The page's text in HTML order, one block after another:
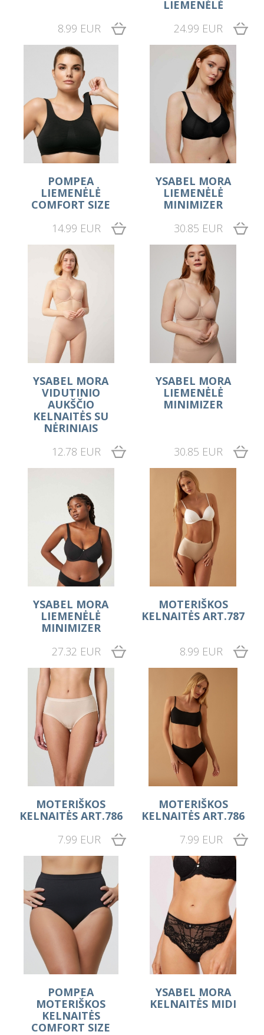
8.99 EUR
LIEMENĖLĖ
24.99 EUR
POMPEA
LIEMENĖLĖ
COMFORT SIZE
14.99 EUR
YSABEL MORA
LIEMENĖLĖ
MINIMIZER
30.85 EUR
YSABEL MORA
VIDUTINIO
AUKŠČIO
KELNAITĖS SU
NĖRINIAIS
12.78 EUR
YSABEL MORA
LIEMENĖLĖ
MINIMIZER
30.85 EUR
YSABEL MORA
LIEMENĖLĖ
MINIMIZER
27.32 EUR
MOTERIŠKOS
KELNAITĖS ART.787
8.99 EUR
MOTERIŠKOS
KELNAITĖS ART.786
7.99 EUR
MOTERIŠKOS
KELNAITĖS ART.786
7.99 EUR
POMPEA
MOTERIŠKOS
KELNAITĖS
COMFORT SIZE
YSABEL MORA
KELNAITĖS MIDI